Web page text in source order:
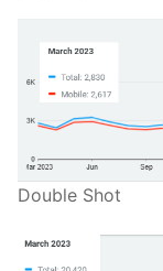
Double Shot